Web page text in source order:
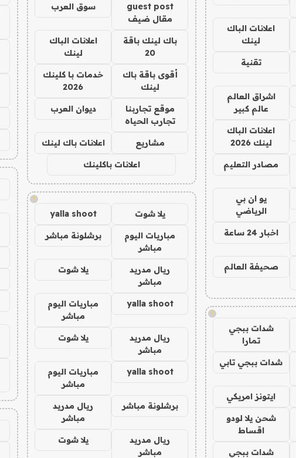
اعلانات الباك
لينك
تقنية
اشراق العالم
عالم كبير
اعلانات الباك
لينك 2026
مصادر التعليم
يو ان بي
الرياضي
اخبار 24 ساعة
صحيفة العالم
!
شدات ببجي
تمارا
شدات ببجي تابي
ايتونز امريكي
شحن يلا لودو
اقساط
شدات ببجي
guest post
مقال ضيف
سوق العرب
باك لينك باقة
20
اعلانات الباك
لينك
أقوى باقة باك
لينك
خدمات با كلينك
2026
موقع تجاربنا
تجارب الحياه
ديوان العرب
مشاريع اعلانات باك لينك
اعلانات باكلينك
!
يلا شوت yalla shoot
مباريات اليوم
مباشر
برشلونة مباشر
ريال مدريد
مباشر
يلا شوت
yalla shoot
مباريات اليوم
مباشر
ريال مدريد
مباشر
يلا شوت
yalla shoot
مباريات اليوم
مباشر
برشلونة مباشر
ريال مدريد
مباشر
ريال مدريد
مباشر
يلا شوت